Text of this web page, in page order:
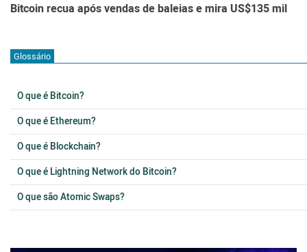
Bitcoin recua após vendas de baleias e mira US$135 mil
Glossário
O que é Bitcoin?
O que é Ethereum?
O que é Blockchain?
O que é Lightning Network do Bitcoin?
O que são Atomic Swaps?